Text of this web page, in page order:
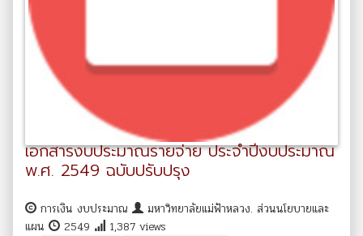
เอกสารงบประมาณรายจ่าย ประจำปีงบประมาณ
พ.ศ. 2549 ฉบับปรับปรุง
การเงิน งบประมาณ
มหาวิทยาลัยแม่ฟ้าหลวง. ส่วนนโยบายและ
แผน
2549
1,387 views